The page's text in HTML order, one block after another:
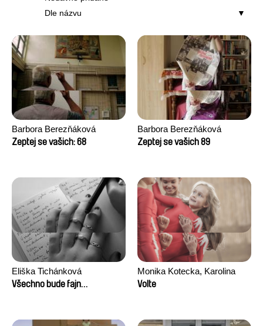
Dle názvu
Barbora Berezňáková
Zeptej se vašich: 68
Barbora Berezňáková
Zeptej se vašich 89
Eliška Tichánková
Všechno bude fajn…
Monika Kotecka, Karolina
Poryzała
Volte